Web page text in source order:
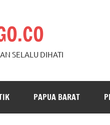
SELALU DIHATI
PAPUA BARAT